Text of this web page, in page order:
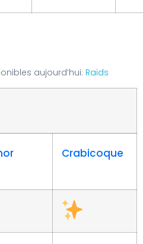
aujourd’hui: Raids
Crabicoque